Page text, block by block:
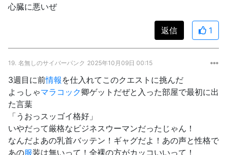
心臓に悪いぜ
返信 1
19. 名無しのサイバーパンク 2025年10月09日 00:15
3週目に前情報 を仕入れてこのクエストに挑んだ
よっしゃマラコック卿ゲットだぜと入った部屋で最初に出
た言葉
「うおっスッゴイ格好」
いやだって厳格なビジネスウーマンだったじゃん！
なんだよあの乳首バッテン！ギャグだよ！あの声と性格で
あの服装は無いって！全裸の方がカッコいいって！